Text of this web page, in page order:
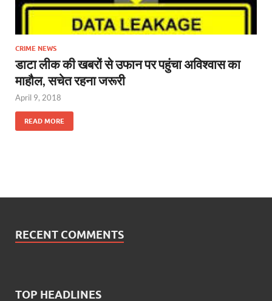
CRIME NEWS
डाटा लीक की खबरों से उफान पर पहुंचा अविश्वास का
माहौल, सचेत रहना जरूरी
April 9, 2018
READ MORE
RECENT COMMENTS
TOP HEADLINES